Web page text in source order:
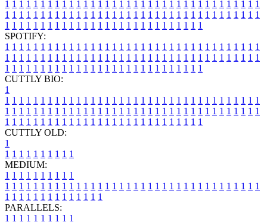
1 1 1 1 1 1 1 1 1 1 1 1 1 1 1 1 1 1 1 1 1 1 1 1 1 1 1 1 1 1 1 1 1 1 1 1
1 1 1 1 1 1 1 1 1 1 1 1 1 1 1 1 1 1 1 1 1 1 1 1 1 1 1 1 1 1 1 1 1 1 1 1
1 1 1 1 1 1 1 1 1 1 1 1 1 1 1 1 1 1 1 1 1 1 1 1 1 1 1 1
SPOTIFY:
1 1 1 1 1 1 1 1 1 1 1 1 1 1 1 1 1 1 1 1 1 1 1 1 1 1 1 1 1 1 1 1 1 1 1 1
1 1 1 1 1 1 1 1 1 1 1 1 1 1 1 1 1 1 1 1 1 1 1 1 1 1 1 1 1 1 1 1 1 1 1 1
1 1 1 1 1 1 1 1 1 1 1 1 1 1 1 1 1 1 1 1 1 1 1 1 1 1 1 1
CUTTLY BIO:
1
1 1 1 1 1 1 1 1 1 1 1 1 1 1 1 1 1 1 1 1 1 1 1 1 1 1 1 1 1 1 1 1 1 1 1 1
1 1 1 1 1 1 1 1 1 1 1 1 1 1 1 1 1 1 1 1 1 1 1 1 1 1 1 1 1 1 1 1 1 1 1 1
1 1 1 1 1 1 1 1 1 1 1 1 1 1 1 1 1 1 1 1 1 1 1 1 1 1 1 1
CUTTLY OLD:
1
1 1 1 1 1 1 1 1 1 1
MEDIUM:
1 1 1 1 1 1 1 1 1 1
1 1 1 1 1 1 1 1 1 1 1 1 1 1 1 1 1 1 1 1 1 1 1 1 1 1 1 1 1 1 1 1 1 1 1 1
1 1 1 1 1 1 1 1 1 1 1 1 1 1
PARALLELS:
1 1 1 1 1 1 1 1 1 1